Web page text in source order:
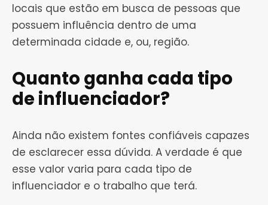
locais que estão em busca de pessoas que
possuem influência dentro de uma
determinada cidade e, ou, região.
Quanto ganha cada tipo
de influenciador?
Ainda não existem fontes confiáveis capazes
de esclarecer essa dúvida. A verdade é que
esse valor varia para cada tipo de
influenciador e o trabalho que terá.